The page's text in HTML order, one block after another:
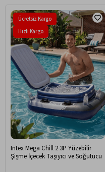
Intex Mega Chill 2 3P Yüzebilir
Şişme İçecek Taşıyıcı ve Soğutucu
Ücretsiz Kargo
Hızlı Kargo